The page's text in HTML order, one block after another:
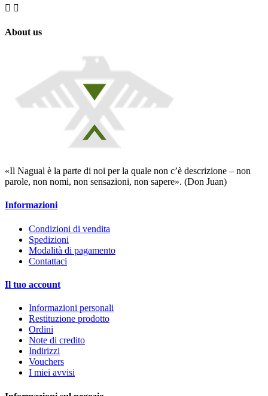
 
About us
«Il Nagual è la parte di noi per la quale non c’è descrizione – non
parole, non nomi, non sensazioni, non sapere». (Don Juan)
Informazioni
Condizioni di vendita
Spedizioni
Modalità di pagamento
Contattaci
Il tuo account
Informazioni personali
Restituzione prodotto
Ordini
Note di credito
Indirizzi
Vouchers
I miei avvisi